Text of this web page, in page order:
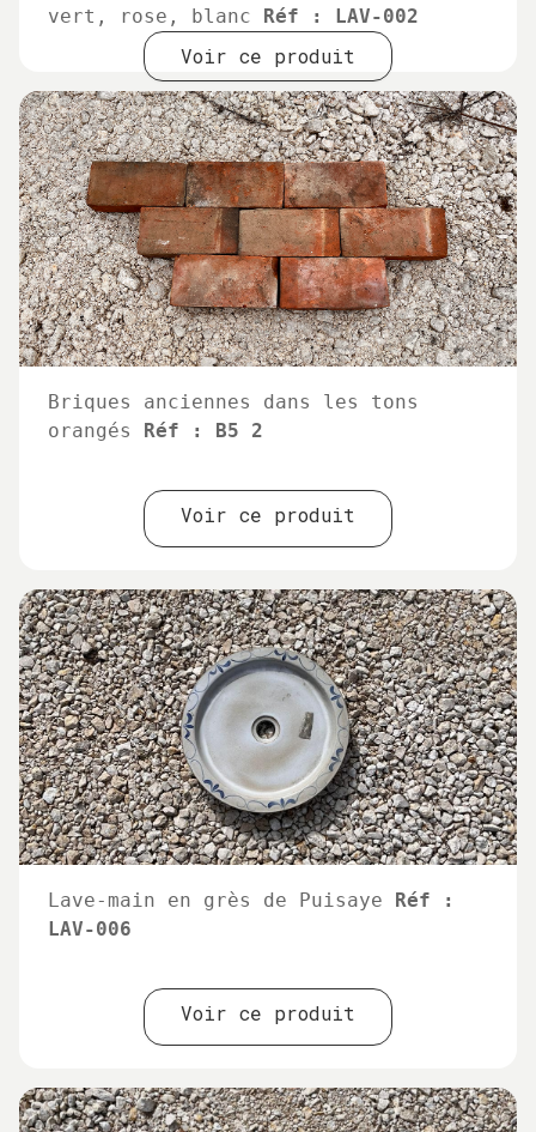
vert, rose, blanc Réf : LAV-002
Voir ce produit
Briques anciennes dans les tons
orangés
Réf : B5 2
Voir ce produit
Lave-main en grès de Puisaye
Réf :
LAV-006
Voir ce produit